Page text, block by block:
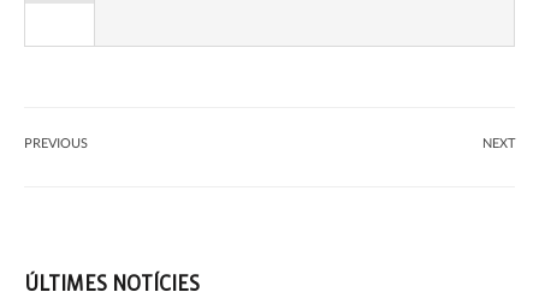
PREVIOUS NEXT
ÚLTIMES NOTÍCIES